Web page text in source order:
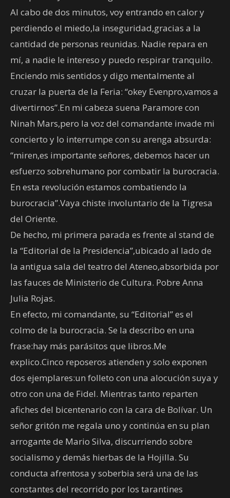
Al cabo de dos minutos, voy entrando en calor y
perdiendo el miedo,la inseguridad,gracias a la
cantidad de personas reunidas. Nadie repara en
mí, a nadie le intereso y puedo respirar tranquilo.
Enciendo mis sentidos y digo mentalmente al
cruzar la puerta de la Feria: “okey Evenpro,vamos a
divertirnos”.En mi cabeza suena Paramore con
Ninah Mars,pero la voz del comandante invade mi
concierto y lo interrumpe con su arenga absurda:
“miren,es importante señores, debemos hacer un
esfuerzo sobrehumano por combatir la burocracia.
En esta revolución estamos combatiendo la
burocracia”.Vaya chiste involuntario de la Tigresa
del Oriente.
De hecho, mi primera parada es frente al stand de
la “Editorial de la Presidencia”,ubicado al lado de
la antigua sala del teatro del Ateneo,absorbida por
las fauces de Ministerio de Cultura. Pobre Anna
Julia Rojas.
En efecto, mi comandante, su “Editorial” es el
colmo de la burocracia. Se la describo en una
frase:hay más parásitos que libros.Me
explico.Cinco reposeros atienden y solo exponen
dos ejemplares:un folleto con una alocución suya y
otro con una de Fidel. Mientras tanto reparten
afiches del bicentenario con la cara de Bolívar. Un
señor gritón me regala uno y continúa en su plan
arrogante de Mario Silva, discurriendo sobre
socialismo y demás hierbas de la Hojilla. Su
conducta afrentosa y soberbia será una de las
constantes del recorrido por los tarantines